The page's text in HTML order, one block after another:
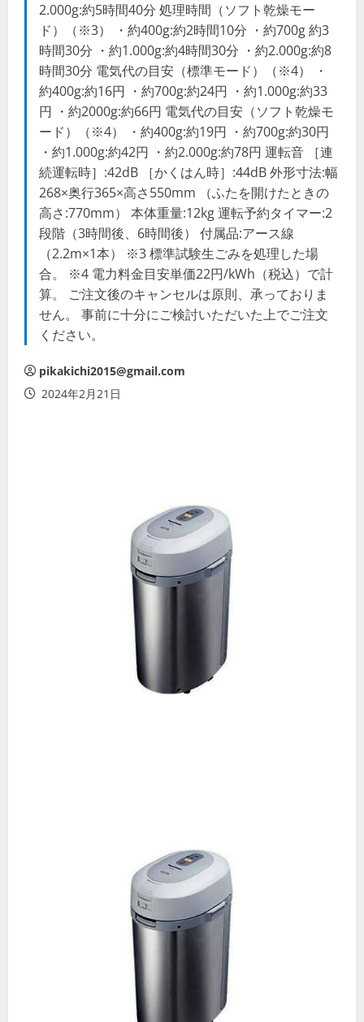
2.000g:約5時間40分 処理時間（ソフト乾燥モー
ド）（※3） ・約400g:約2時間10分 ・約700g 約3
時間30分 ・約1.000g:約4時間30分 ・約2.000g:約8
時間30分 電気代の目安（標準モード）（※4） ・
約400g:約16円 ・約700g:約24円 ・約1.000g:約33
円 ・約2000g:約66円 電気代の目安（ソフト乾燥モ
ード）（※4） ・約400g:約19円 ・約700g:約30円
・約1.000g:約42円 ・約2.000g:約78円 運転音 ［連
続運転時］:42dB ［かくはん時］:44dB 外形寸法:幅
268×奥行365×高さ550mm （ふたを開けたときの
高さ:770mm） 本体重量:12kg 運転予約タイマー:2
段階（3時間後、6時間後） 付属品:アース線
（2.2m×1本） ※3 標準試験生ごみを処理した場
合。 ※4 電力料金目安単価22円/kWh（税込）で計
算。 ご注文後のキャンセルは原則、承っておりま
せん。 事前に十分にご検討いただいた上でご注文
ください。
pikakichi2015@gmail.com
2024年2月21日